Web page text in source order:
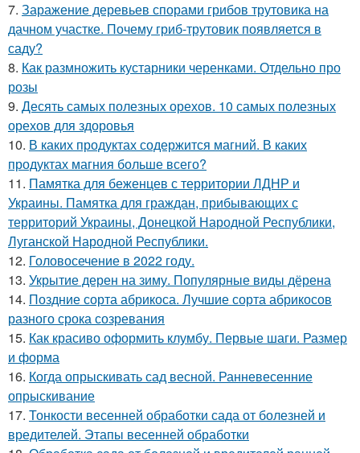
7. Заражение деревьев спорами грибов трутовика на
дачном участке. Почему гриб-трутовик появляется в
саду?
8. Как размножить кустарники черенками. Отдельно про
розы
9. Десять самых полезных орехов. 10 самых полезных
орехов для здоровья
10. В каких продуктах содержится магний. В каких
продуктах магния больше всего?
11. Памятка для беженцев с территории ЛДНР и
Украины. Памятка для граждан, прибывающих с
территорий Украины, Донецкой Народной Республики,
Луганской Народной Республики.
12. Головосечение в 2022 году.
13. Укрытие дерен на зиму. Популярные виды дёрена
14. Поздние сорта абрикоса. Лучшие сорта абрикосов
разного срока созревания
15. Как красиво оформить клумбу. Первые шаги. Размер
и форма
16. Когда опрыскивать сад весной. Ранневесенние
опрыскивание
17. Тонкости весенней обработки сада от болезней и
вредителей. Этапы весенней обработки